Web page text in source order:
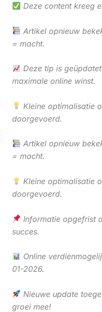
Deze content kreeg
Artikel opnieuw
= macht.
Deze tip is
maximale online winst.
Kleine optimalisatie
doorgevoerd.
Artikel opnieuw
= macht.
Kleine optimalisatie
doorgevoerd.
Informatie opgefrist
succes.
Online
01-2026.
Nieuwe update
groei mee!